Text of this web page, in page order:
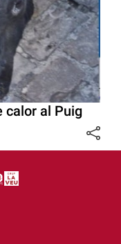
calor al Puig